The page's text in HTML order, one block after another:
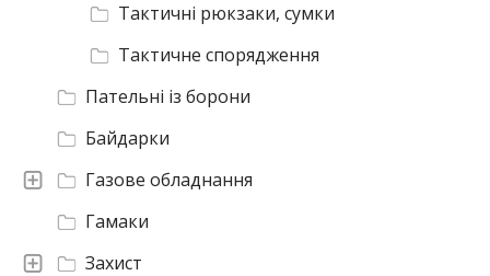
Захист
Гамаки
Газове обладнання
Байдарки
Пательні із борони
Тактичні рюкзаки, сумки
Тактичне спорядження